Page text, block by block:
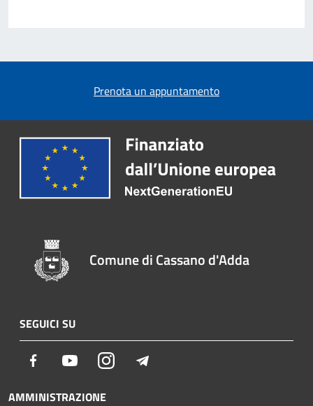
Prenota un appuntamento
Comune di Cassano d'Adda
SEGUICI SU
Facebook YoutubeInstagram
AMMINISTRAZIONE